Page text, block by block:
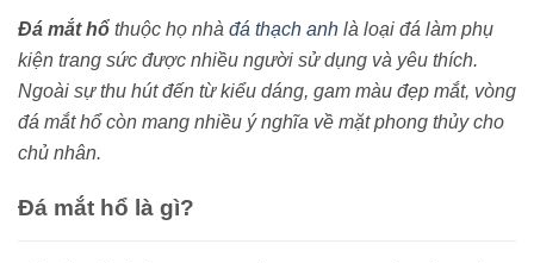
Đá mắt hổ thuộc họ nhà đá thạch anh là loại đá làm phụ
kiện trang sức được nhiều người sử dụng và yêu thích.
Ngoài sự thu hút đến từ kiểu dáng, gam màu đẹp mắt, vòng
đá mắt hổ còn mang nhiều ý nghĩa về mặt phong thủy cho
chủ nhân.
Đá mắt hổ là gì?